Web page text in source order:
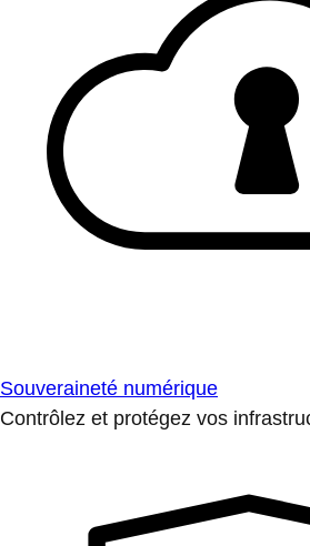
Souveraineté numérique
Contrôlez et protégez vos